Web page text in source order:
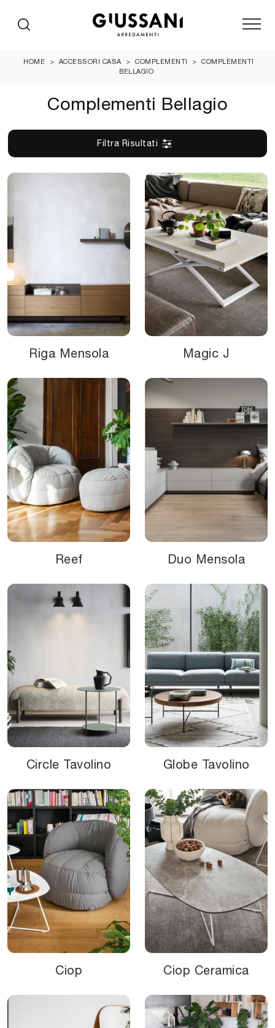
HOME > ACCESSORI CASA > COMPLEMENTI >
COMPLEMENTI
BELLAGIO
Complementi Bellagio
Filtra Risultati
Riga Mensola Magic J
Reef Duo Mensola
Circle Tavolino Globe Tavolino
Ciop Ciop Ceramica